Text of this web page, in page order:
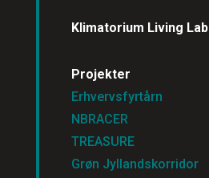
Klimatorium Living Lab
Projekter
Erhvervsfyrtårn
NBRACER
TREASURE
Grøn Jyllandskorridor